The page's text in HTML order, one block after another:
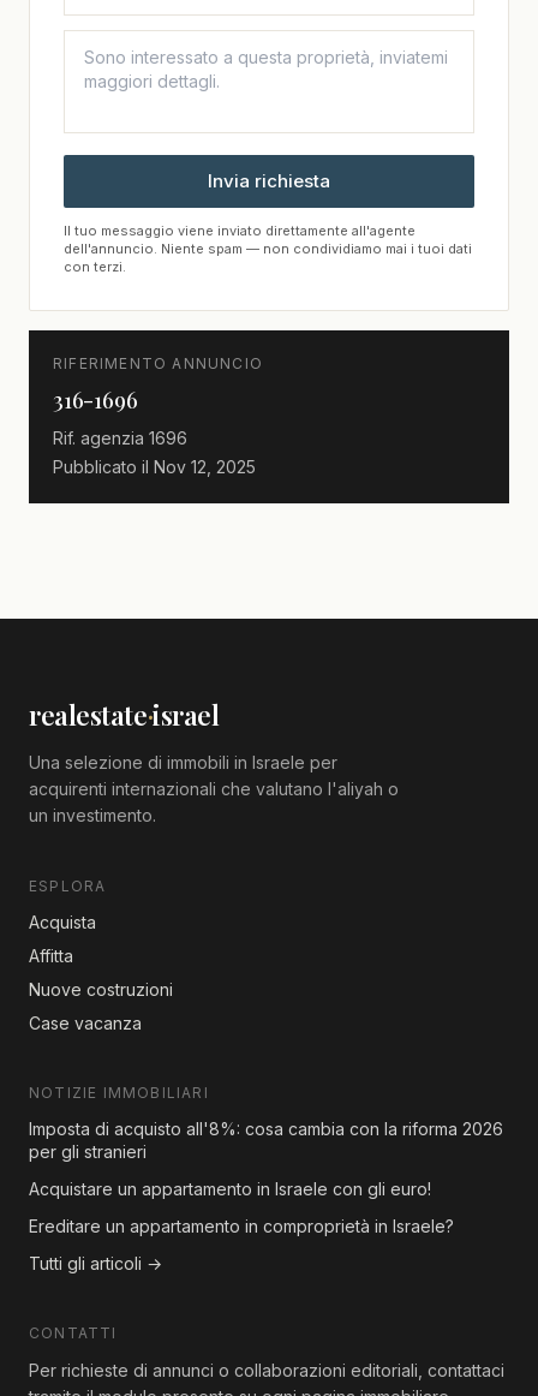
Invia richiesta
Il tuo messaggio viene inviato direttamente all'agente
dell'annuncio. Niente spam — non condividiamo mai i tuoi dati
con terzi.
RIFERIMENTO ANNUNCIO
316-1696
Rif. agenzia 1696
Pubblicato il Nov 12, 2025
realestate·israel
Una selezione di immobili in Israele per
acquirenti internazionali che valutano l'aliyah o
un investimento.
ESPLORA
Acquista
Affitta
Nuove costruzioni
Case vacanza
NOTIZIE IMMOBILIARI
Imposta di acquisto all'8%: cosa cambia con la riforma 2026
per gli stranieri
Acquistare un appartamento in Israele con gli euro!
Ereditare un appartamento in comproprietà in Israele?
Tutti gli articoli →
CONTATTI
Per richieste di annunci o collaborazioni editoriali, contattaci